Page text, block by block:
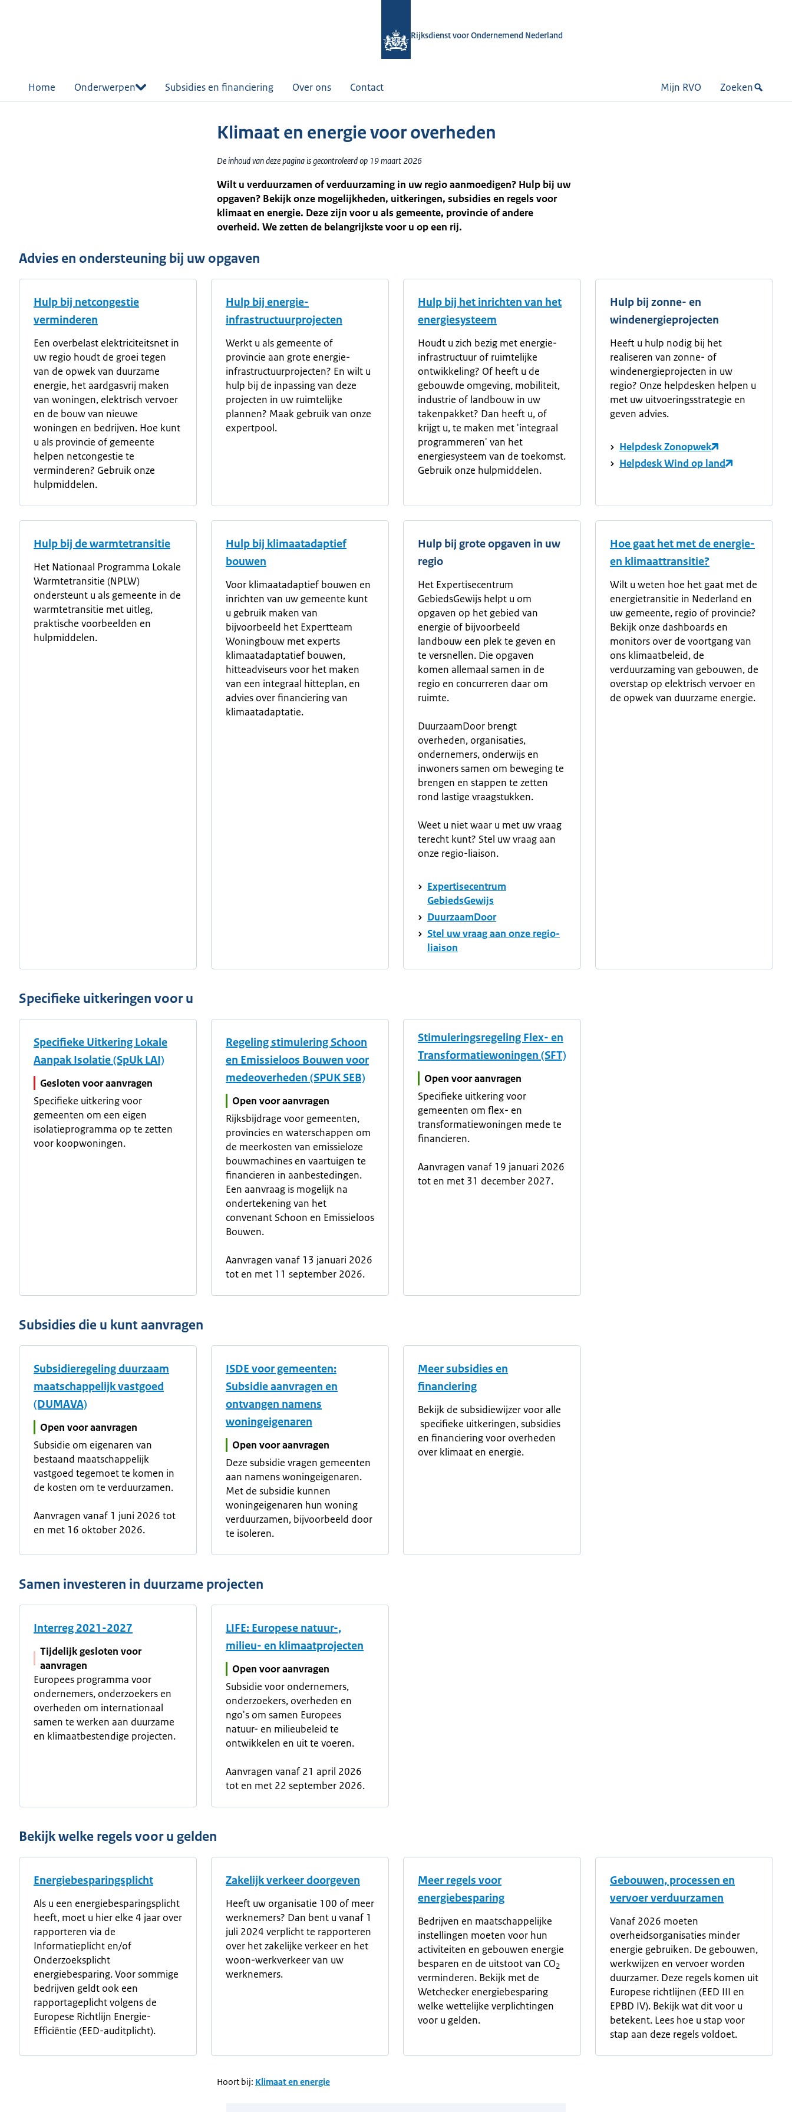
Rijksdienst voor Ondernemend Nederland
Home Onderwerpen Subsidies en financiering Over ons Contact Mijn RVO Zoeken
Klimaat en energie voor overheden
De inhoud van deze pagina is gecontroleerd op 19 maart 2026
Wilt u verduurzamen of verduurzaming in uw regio aanmoedigen? Hulp bij uw
opgaven? Bekijk onze mogelijkheden, uitkeringen, subsidies en regels voor
klimaat en energie. Deze zijn voor u als gemeente, provincie of andere
overheid. We zetten de belangrijkste voor u op een rij.
Advies en ondersteuning bij uw opgaven
Hulp bij netcongestie
verminderen
Een overbelast elektriciteitsnet in
uw regio houdt de groei tegen
van de opwek van duurzame
energie, het aardgasvrij maken
van woningen, elektrisch vervoer
en de bouw van nieuwe
woningen en bedrijven. Hoe kunt
u als provincie of gemeente
helpen netcongestie te
verminderen? Gebruik onze
hulpmiddelen.
Hulp bij energie-
infrastructuurprojecten
Werkt u als gemeente of
provincie aan grote energie-
infrastructuurprojecten? En wilt u
hulp bij de inpassing van deze
projecten in uw ruimtelijke
plannen? Maak gebruik van onze
expertpool.
Hulp bij het inrichten van het
energiesysteem
Houdt u zich bezig met energie-
infrastructuur of ruimtelijke
ontwikkeling? Of heeft u de
gebouwde omgeving, mobiliteit,
industrie of landbouw in uw
takenpakket? Dan heeft u, of
krijgt u, te maken met 'integraal
programmeren' van het
energiesysteem van de toekomst.
Gebruik onze hulpmiddelen.
Hulp bij zonne- en
windenergieprojecten
Heeft u hulp nodig bij het
realiseren van zonne- of
windenergieprojecten in uw
regio? Onze helpdesken helpen u
met uw uitvoeringsstrategie en
geven advies.
Helpdesk Zonopwek
Helpdesk Wind op land
Hulp bij de warmtetransitie
Het Nationaal Programma Lokale
Warmtetransitie (NPLW)
ondersteunt u als gemeente in de
warmtetransitie met uitleg,
praktische voorbeelden en
hulpmiddelen.
Hulp bij klimaatadaptief
bouwen
Voor klimaatadaptief bouwen en
inrichten van uw gemeente kunt
u gebruik maken van
bijvoorbeeld het Expertteam
Woningbouw met experts
klimaatadaptatief bouwen,
hitteadviseurs voor het maken
van een integraal hitteplan, en
advies over financiering van
klimaatadaptatie.
Hulp bij grote opgaven in uw
regio
Het Expertisecentrum
GebiedsGewijs helpt u om
opgaven op het gebied van
energie of bijvoorbeeld
landbouw een plek te geven en
te versnellen. Die opgaven
komen allemaal samen in de
regio en concurreren daar om
ruimte.
DuurzaamDoor brengt
overheden, organisaties,
ondernemers, onderwijs en
inwoners samen om beweging te
brengen en stappen te zetten
rond lastige vraagstukken.
Weet u niet waar u met uw vraag
terecht kunt? Stel uw vraag aan
onze regio-liaison.
Expertisecentrum
GebiedsGewijs
DuurzaamDoor
Stel uw vraag aan onze regio-
liaison
Hoe gaat het met de energie-
en klimaattransitie?
Wilt u weten hoe het gaat met de
energietransitie in Nederland en
uw gemeente, regio of provincie?
Bekijk onze dashboards en
monitors over de voortgang van
ons klimaatbeleid, de
verduurzaming van gebouwen, de
overstap op elektrisch vervoer en
de opwek van duurzame energie.
Specifieke uitkeringen voor u
Specifieke Uitkering Lokale
Aanpak Isolatie (SpUk LAI)
Gesloten voor aanvragen
Specifieke uitkering voor
gemeenten om een eigen
isolatieprogramma op te zetten
voor koopwoningen.
Regeling stimulering Schoon
en Emissieloos Bouwen voor
medeoverheden (SPUK SEB)
Open voor aanvragen
Rijksbijdrage voor gemeenten,
provincies en waterschappen om
de meerkosten van emissieloze
bouwmachines en vaartuigen te
financieren in aanbestedingen.
Een aanvraag is mogelijk na
ondertekening van het
convenant Schoon en Emissieloos
Bouwen.
Aanvragen vanaf 13 januari 2026
tot en met 11 september 2026.
Stimuleringsregeling Flex- en
Transformatiewoningen (SFT)
Open voor aanvragen
Specifieke uitkering voor
gemeenten om flex- en
transformatiewoningen mede te
financieren.
Aanvragen vanaf 19 januari 2026
tot en met 31 december 2027.
Subsidies die u kunt aanvragen
Subsidieregeling duurzaam
maatschappelijk vastgoed
(DUMAVA)
Open voor aanvragen
Subsidie om eigenaren van
bestaand maatschappelijk
vastgoed tegemoet te komen in
de kosten om te verduurzamen.
Aanvragen vanaf 1 juni 2026 tot
en met 16 oktober 2026.
ISDE voor gemeenten:
Subsidie aanvragen en
ontvangen namens
woningeigenaren
Open voor aanvragen
Deze subsidie vragen gemeenten
aan namens woningeigenaren.
Met de subsidie kunnen
woningeigenaren hun woning
verduurzamen, bijvoorbeeld door
te isoleren.
Meer subsidies en
financiering
Bekijk de subsidiewijzer voor alle
specifieke uitkeringen, subsidies
en financiering voor overheden
over klimaat en energie.
Samen investeren in duurzame projecten
Interreg 2021-2027
Tijdelijk gesloten voor
aanvragen
Europees programma voor
ondernemers, onderzoekers en
overheden om internationaal
samen te werken aan duurzame
en klimaatbestendige projecten.
LIFE: Europese natuur-,
milieu- en klimaatprojecten
Open voor aanvragen
Subsidie voor ondernemers,
onderzoekers, overheden en
ngo's om samen Europees
natuur- en milieubeleid te
ontwikkelen en uit te voeren.
Aanvragen vanaf 21 april 2026
tot en met 22 september 2026.
Bekijk welke regels voor u gelden
Energiebesparingsplicht
Als u een energiebesparingsplicht
heeft, moet u hier elke 4 jaar over
rapporteren via de
Informatieplicht en/of
Onderzoeksplicht
energiebesparing. Voor sommige
bedrijven geldt ook een
rapportageplicht volgens de
Europese Richtlijn Energie-
Efficiëntie (EED-auditplicht).
Zakelijk verkeer doorgeven
Heeft uw organisatie 100 of meer
werknemers? Dan bent u vanaf 1
juli 2024 verplicht te rapporteren
over het zakelijke verkeer en het
woon-werkverkeer van uw
werknemers.
Meer regels voor
energiebesparing
Bedrijven en maatschappelijke
instellingen moeten voor hun
activiteiten en gebouwen energie
besparen en de uitstoot van CO2
verminderen. Bekijk met de
Wetchecker energiebesparing
welke wettelijke verplichtingen
voor u gelden.
Gebouwen, processen en
vervoer verduurzamen
Vanaf 2026 moeten
overheidsorganisaties minder
energie gebruiken. De gebouwen,
werkwijzen en vervoer worden
duurzamer. Deze regels komen uit
Europese richtlijnen (EED III en
EPBD IV). Bekijk wat dit voor u
betekent. Lees hoe u stap voor
stap aan deze regels voldoet.
Hoort bij: Klimaat en energie